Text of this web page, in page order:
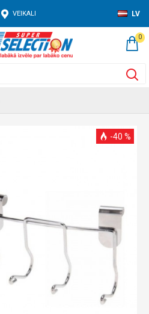
VEIKALI LV
0
-40 %